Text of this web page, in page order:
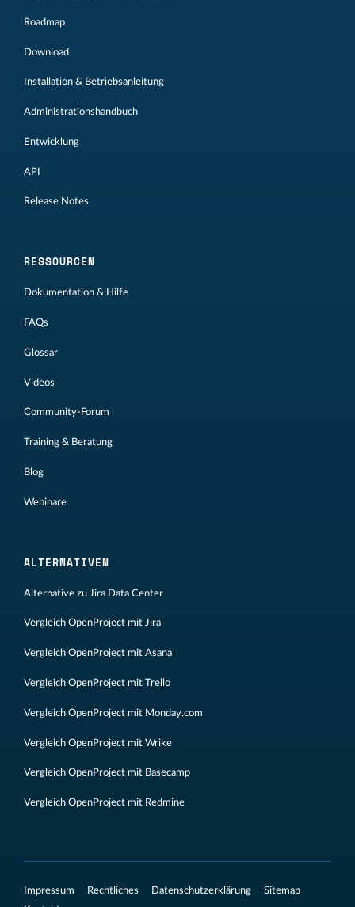
Roadmap
Download
Installation & Betriebsanleitung
Administrationshandbuch
Entwicklung
API
Release Notes
RESSOURCEN
Dokumentation & Hilfe
FAQs
Glossar
Videos
Community-Forum
Training & Beratung
Blog
Webinare
ALTERNATIVEN
Alternative zu Jira Data Center
Vergleich OpenProject mit Jira
Vergleich OpenProject mit Asana
Vergleich OpenProject mit Trello
Vergleich OpenProject mit Monday.com
Vergleich OpenProject mit Wrike
Vergleich OpenProject mit Basecamp
Vergleich OpenProject mit Redmine
Impressum Rechtliches Datenschutzerklärung
Sitemap